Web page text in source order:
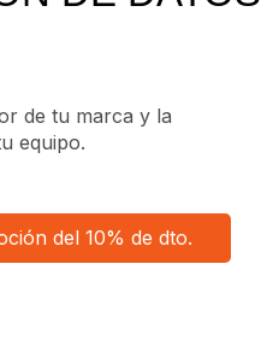
de tu marca y la
equipo.
del 10% de dto.